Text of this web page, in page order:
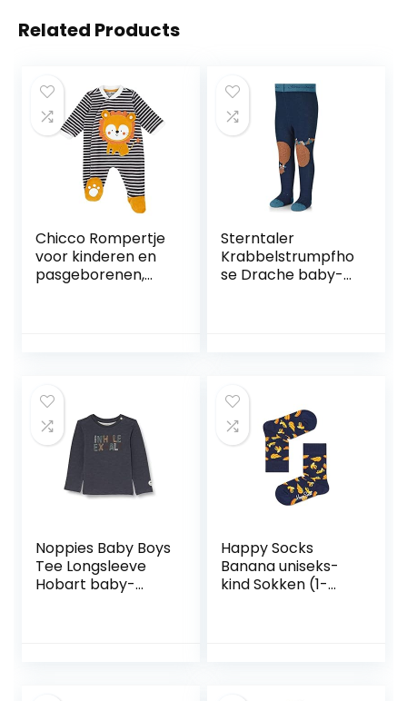
Related Products
Chicco Rompertje
voor kinderen en
pasgeborenen,
Sterntaler
Krabbelstrumpfho
se Drache baby-
Noppies Baby Boys
Tee Longsleeve
Hobart baby-
Happy Socks
Banana uniseks-
kind Sokken (1-